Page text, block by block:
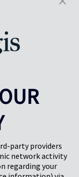
party providers
network activity
regarding your